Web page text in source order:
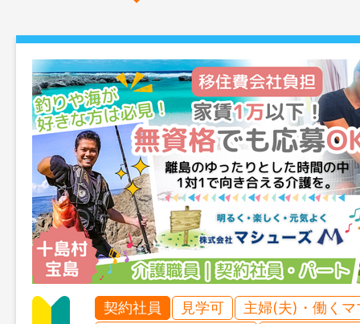
契約社員 見学可
主婦(夫)・働くマ